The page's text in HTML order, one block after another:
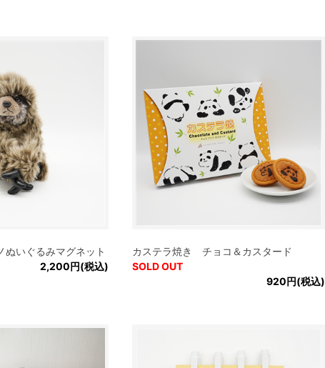
ぬいぐるみマグネット
2,200円(税込)
カステラ焼き チョコ＆カスタード
SOLD OUT
920円(税込)